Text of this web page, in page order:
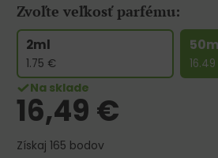
Zvoľte veľkosť parfému:
2ml
1.75 € 16.49
Na sklade
16,49 €
Získaj 165 bodov